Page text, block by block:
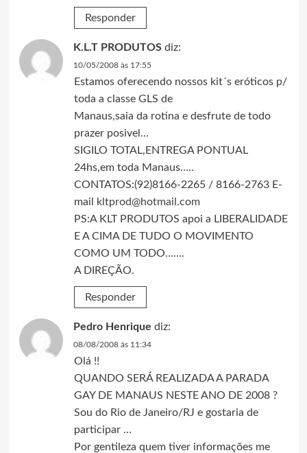
Responder
K.L.T PRODUTOS diz:
10/05/2008 às 17:55
Estamos oferecendo nossos kit´s eróticos p/
toda a classe GLS de
Manaus,saia da rotina e desfrute de todo
prazer posivel…
SIGILO TOTAL,ENTREGA PONTUAL
24hs,em toda Manaus…..
CONTATOS:(92)8166-2265 / 8166-2763 E-
mail
kltprod@hotmail.com
PS:A KLT PRODUTOS apoi a LIBERALIDADE
E A CIMA DE TUDO O MOVIMENTO
COMO UM TODO…….
A DIREÇÃO.
Responder
Pedro Henrique diz:
08/08/2008 às 11:34
Olá !!
QUANDO SERÁ REALIZADA A PARADA
GAY DE MANAUS NESTE ANO DE 2008 ?
Sou do Rio de Janeiro/RJ e gostaria de
participar …
Por gentileza quem tiver informações me